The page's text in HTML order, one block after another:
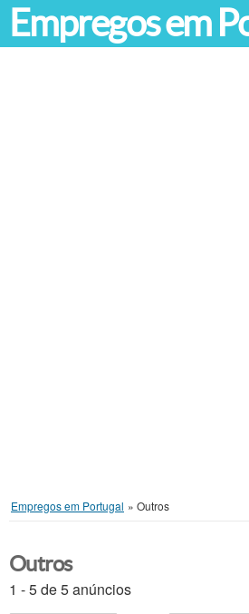
Empregos em
Empregos em Portugal » Outros
Outros
1 - 5 de 5 anúncios